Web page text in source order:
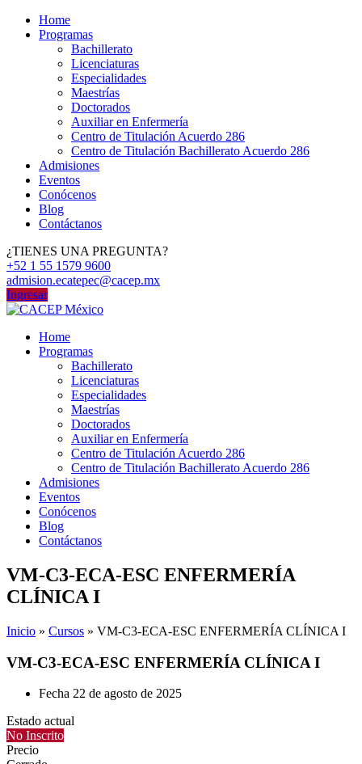
Home
Programas
Bachillerato
Licenciaturas
Especialidades
Maestrías
Doctorados
Auxiliar en Enfermería
Centro de Titulación Acuerdo 286
Centro de Titulación Bachillerato Acuerdo 286
Admisiones
Eventos
Conócenos
Blog
Contáctanos
¿TIENES UNA PREGUNTA?
+52 1 55 1579 9600
admision.ecatepec@cacep.mx
Ingresar
Home
Programas
Bachillerato
Licenciaturas
Especialidades
Maestrías
Doctorados
Auxiliar en Enfermería
Centro de Titulación Acuerdo 286
Centro de Titulación Bachillerato Acuerdo 286
Admisiones
Eventos
Conócenos
Blog
Contáctanos
VM-C3-ECA-ESC ENFERMERÍA
CLÍNICA I
Inicio » Cursos » VM-C3-ECA-ESC ENFERMERÍA CLÍNICA I
VM-C3-ECA-ESC ENFERMERÍA CLÍNICA I
Fecha 22 de agosto de 2025
Estado actual
No Inscrito
Precio